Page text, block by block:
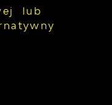
lub